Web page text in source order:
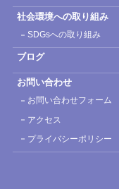
社会環境への取り組み
SDGsへの取り組み
ブログ
お問い合わせ
お問い合わせフォーム
アクセス
プライバシーポリシー